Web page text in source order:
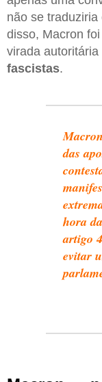
não se
disso, Macron
virada
fascistas.
das
hora
artigo
evitar